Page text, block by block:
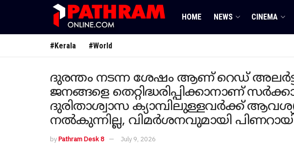
HOME NEWS CINEMA
#Kerala #World
ദുരന്തം നടന്ന ശേഷം ആണ് റെഡ് അലർട്ട്
ജനങ്ങളെ തെറ്റിദ്ധരിപ്പിക്കാനാണ്
ദുരിതാശ്വാസ ക്യാമ്പിലുള്ളവർക്ക്
നല്‍കുന്നില്ല, വിമര്‍ശനവുമായി
byPathram Desk 8 July 9, 2026